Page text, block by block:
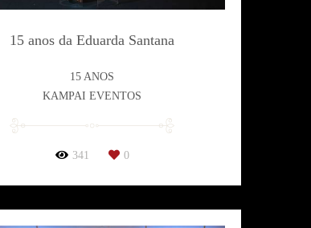
15 anos da Eduarda Santana
15 ANOS
KAMPAI EVENTOS
341 0